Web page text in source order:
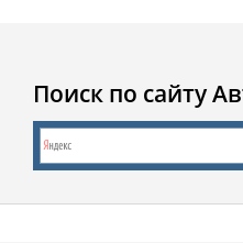
Поиск по сайту